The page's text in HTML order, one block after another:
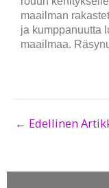
maailman
ja kumppanuutta
maailmaa.
← Edellinen